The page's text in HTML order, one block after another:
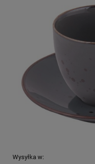
Wysyłka w: